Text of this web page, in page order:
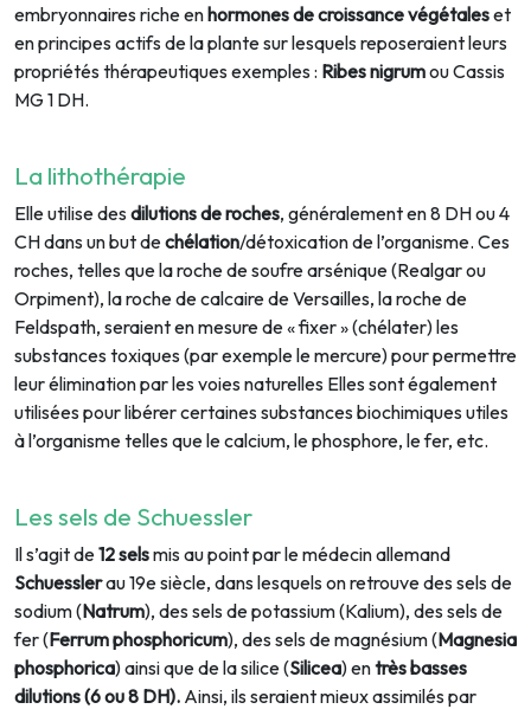
embryonnaires riche enhormones de croissancevégétaleset
en principes actifs de la plante sur lesquels reposeraient leurs
propriétés thérapeutiques exemples : Ribes nigrumou Cassis
MG 1 DH.
La lithothérapie
Elle utilise des dilutions de roches, généralement en 8 DH ou 4
CH dans un but dechélation/détoxication de l’organisme. Ces
roches, telles que la roche de soufre arsénique (Realgar ou
Orpiment), la roche de calcaire de Versailles, la roche de
Feldspath, seraient en mesure de « fixer » (chélater) les
substances toxiques (par exemple le mercure) pour permettre
leur élimination par les voies naturelles Elles sont également
utilisées pour libérer certaines substances biochimiques utiles
à l’organisme telles que le calcium, le phosphore, le fer, etc.
Les sels de Schuessler
Il s’agit de12 selsmis au point par le médecin allemand
Schuesslerau 19e siècle, dans lesquels on retrouve des sels de
sodium (Natrum), des sels de potassium (Kalium), des sels de
fer (Ferrum phosphoricum), des sels de magnésium (Magnesia
phosphorica) ainsi que de la silice (Silicea) entrès basses
dilutions (6 ou 8 DH). Ainsi, ils seraient mieux assimilés par